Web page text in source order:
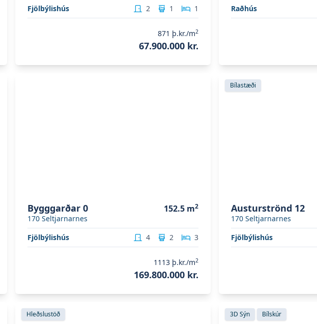
Fjölbýlishús 2 1 1
871 þ.kr./m2
67.900.000 kr.
Raðhús
Bygggarðar 0
170 Seltjarnarnes
152.5 m2
Fjölbýlishús 4 2 3
1113 þ.kr./m2
169.800.000 kr.
Skoða eignina
Bílastæði
Austurströnd 12
170 Seltjarnarnes
Fjölbýlishús
Skoða eignina
Hleðslustöð
Skoða eigninaMiðbraut 24
3D Sýn Bílskúr